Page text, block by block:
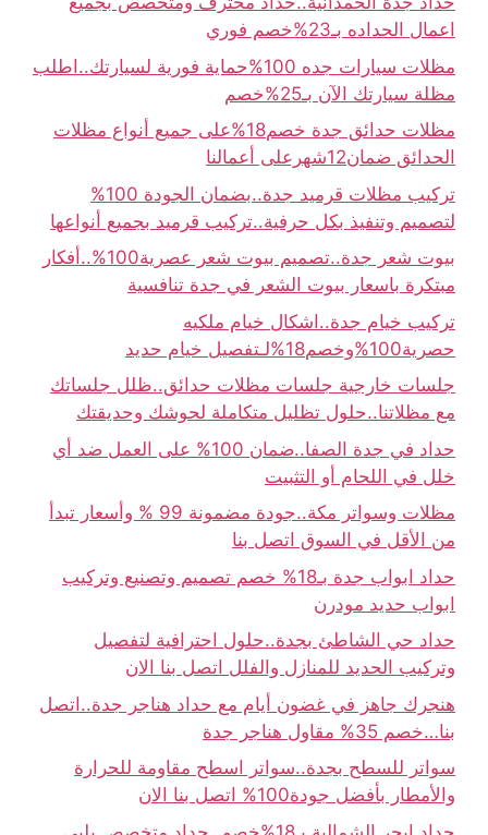
اعمال الحداده بـ23%خصم فوري
مظلات سيارات جده 100%حماية فورية لسيارتك..اطلب
مظلة سيارتك الآن بـ25%خصم
مظلات حدائق جدة خصم18%على جميع أنواع مظلات
الحدائق ضمان12شهرعلى أعمالنا
تركيب مظلات قرميد جدة..بضمان الجودة 100%
لتصميم وتنفيذ بكل حرفية..تركيب قرميد بجميع أنواعها
بيوت شعر جدة..تصميم بيوت شعر عصرية100%..أفكار
مبتكرة باسعار بيوت الشعر في جدة تنافسية
تركيب خيام جدة..اشكال خيام ملكيه
حصرية100%وخصم18%لـتفصيل خيام حديد
جلسات خارجية جلسات مظلات حدائق..ظلل جلساتك
مع مظلاتنا..حلول تظليل متكاملة لحوشك وحديقتك
حداد في جدة الصفا..ضمان 100% على العمل ضد أي
خلل في اللحام أو التثبيت
مظلات وسواتر مكة..جودة مضمونة 99 % وأسعار تبدأ
من الأقل في السوق اتصل بنا
حداد ابواب جدة بـ18% خصم تصميم وتصنيع وتركيب
ابواب حديد مودرن
حداد حي الشاطئ بجدة..حلول احترافية لتفصيل
وتركيب الحديد للمنازل والفلل اتصل بنا الان
هنجرك جاهز في غضون أيام مع حداد هناجر جدة..اتصل
بنا…خصم 35% مقاول هناجر جدة
سواتر للسطح بجدة..سواتر اسطح مقاومة للحرارة
والأمطار بأفضل جودة100% اتصل بنا الان